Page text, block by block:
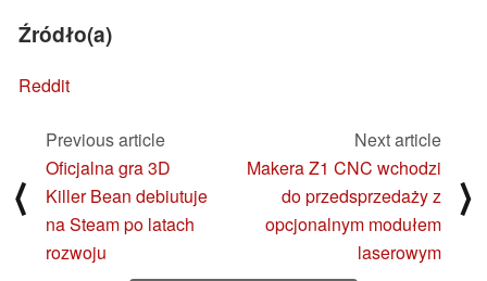
Źródło(a)
Reddit
⟨
Previous article
Oficjalna gra 3D
Killer Bean debiutuje
na Steam po latach
rozwoju
Next article
Makera Z1 CNC wchodzi
do przedsprzedaży z
opcjonalnym modułem
laserowym
⟩